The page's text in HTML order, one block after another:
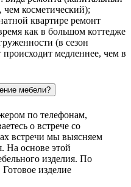
косметический);
квартире ремонт
как в большом коттедже
(в сезон
медленнее, чем в
мебели?
по телефонам,
о встрече со
встречи мы выясняем
На основе этой
изделия. По
Готовое изделие